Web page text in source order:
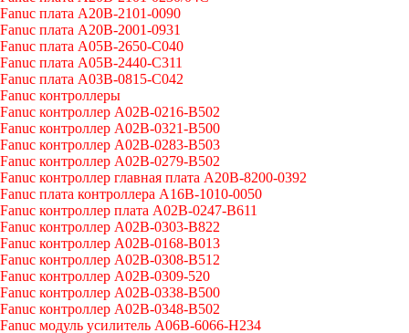
Fanuc плата A20B-2101-0090
Fanuc плата A20B-2001-0931
Fanuc плата A05B-2650-C040
Fanuc плата A05B-2440-C311
Fanuc плата A03B-0815-C042
Fanuc контроллеры
Fanuc контроллер A02B-0216-B502
Fanuc контроллер A02B-0321-B500
Fanuc контроллер A02B-0283-B503
Fanuc контроллер A02B-0279-B502
Fanuc контроллер главная плата A20B-8200-0392
Fanuc плата контроллера A16B-1010-0050
Fanuc контроллер плата A02B-0247-B611
Fanuc контроллер A02B-0303-B822
Fanuc контроллер A02B-0168-B013
Fanuc контроллер A02B-0308-B512
Fanuc контроллер A02B-0309-520
Fanuc контроллер A02B-0338-B500
Fanuc контроллер A02B-0348-B502
Fanuc модуль усилитель A06B-6066-H234